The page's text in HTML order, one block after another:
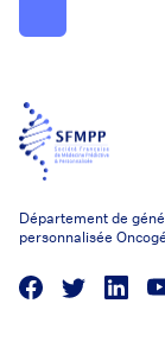
Département de
personnalisée